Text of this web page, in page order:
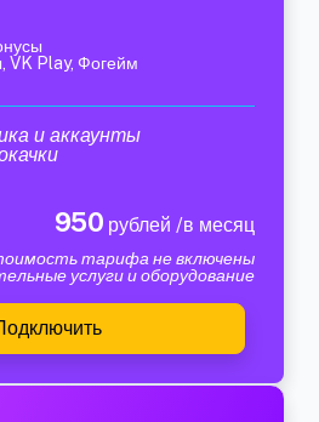
VK Play, Фогейм
и аккаунты
950 рублей /в месяц
тарифа не включены
услуги и оборудование